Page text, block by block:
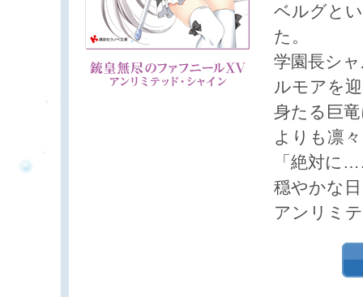
ベルグと
た。
学園長シ
ルモアを
身たる巨
よりも凛
「絶対に
穏やかな
アンリミ